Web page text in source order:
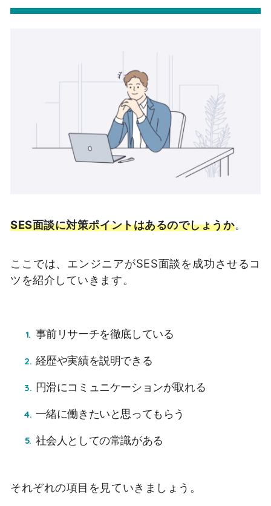
SES面談に対策ポイントはあるのでしょうか。
ここでは、エンジニアがSES面談を成功させるコ
ツを紹介していきます。
事前リサーチを徹底している
経歴や実績を説明できる
円滑にコミュニケーションが取れる
一緒に働きたいと思ってもらう
社会人としての常識がある
それぞれの項目を見ていきましょう。